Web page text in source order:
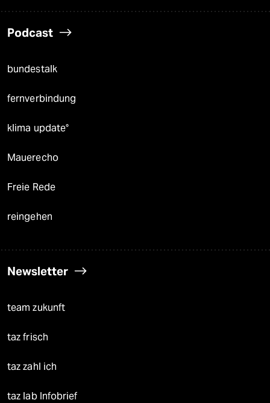
Podcast
bundestalk
fernverbindung
klima update°
Mauerecho
Freie Rede
reingehen
Newsletter
team zukunft
taz frisch
taz zahl ich
taz lab Infobrief